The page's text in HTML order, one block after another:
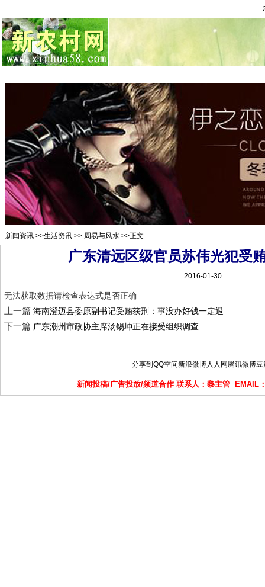
新闻资讯 >>生活资讯 >> 周易与风水 >>正文
广东清远区级官员苏伟光犯受
2016-01-30
无法获取数据请检查表达式是否正确
上一篇 海南澄迈县委原副书记受贿获刑：事没办好钱一定退
下一篇 广东潮州市政协主席汤锡坤正在接受组织调查
分享到 QQ空间新浪微博人人网 腾讯微博豆
新闻投稿/广告投放/频道合作 联系人：黎主管 EMAIL